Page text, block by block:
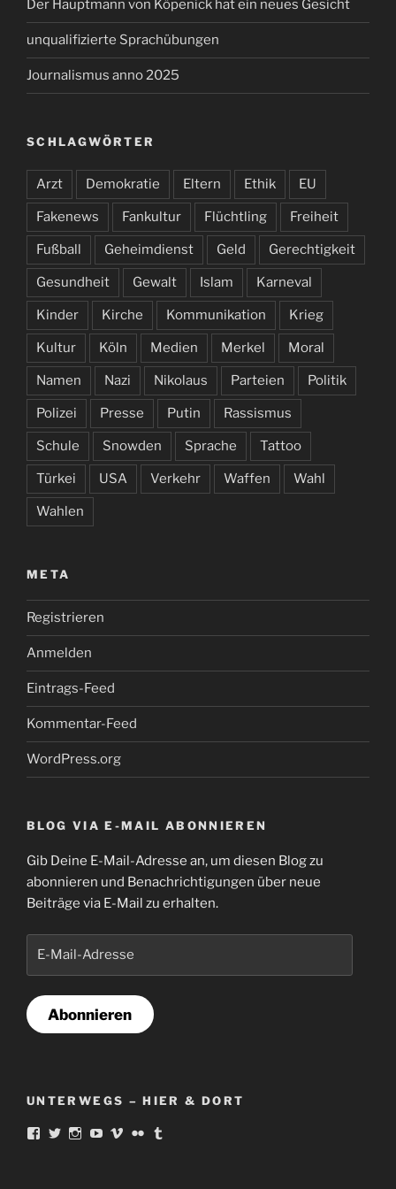
Der Hauptmann von Köpenick hat ein neues Gesicht
unqualifizierte Sprachübungen
Journalismus anno 2025
SCHLAGWÖRTER
Arzt Demokratie Eltern Ethik EU
Fakenews Fankultur Flüchtling Freiheit
Fußball Geheimdienst Geld Gerechtigkeit
Gesundheit Gewalt Islam Karneval
Kinder Kirche Kommunikation Krieg
Kultur Köln Medien Merkel Moral
Namen Nazi Nikolaus Parteien Politik
Polizei Presse Putin Rassismus
Schule Snowden Sprache Tattoo
Türkei USA Verkehr Waffen Wahl
Wahlen
META
Registrieren
Anmelden
Eintrags-Feed
Kommentar-Feed
WordPress.org
BLOG VIA E-MAIL ABONNIEREN
Gib Deine E-Mail-Adresse an, um diesen Blog zu
abonnieren und Benachrichtigungen über neue
Beiträge via E-Mail zu erhalten.
Abonnieren
UNTERWEGS – HIER & DORT
ProfilProfilProfilProfilProfilProfil